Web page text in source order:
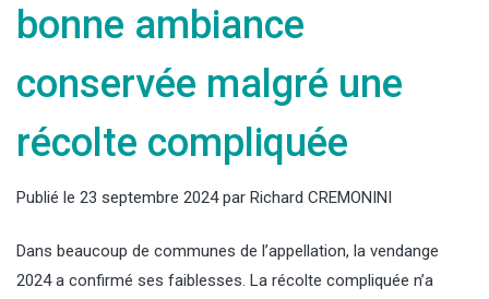
bonne ambiance
conservée malgré une
récolte compliquée
Publié le 23 septembre 2024par Richard CREMONINI
Dans beaucoup de communes de l’appellation, la vendange
2024 a confirmé ses faiblesses. La récolte compliquée n’a